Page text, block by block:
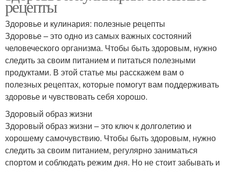
рецепты
Здоровье и кулинария: полезные рецепты
Здоровье – это одно из самых важных состояний
человеческого организма. Чтобы быть здоровым, нужно
следить за своим питанием и питаться полезными
продуктами. В этой статье мы расскажем вам о
полезных рецептах, которые помогут вам поддерживать
здоровье и чувствовать себя хорошо.
Здоровый образ жизни
Здоровый образ жизни – это ключ к долголетию и
хорошему самочувствию. Чтобы быть здоровым, нужно
следить за своим питанием, регулярно заниматься
спортом и соблюдать режим дня. Но не стоит забывать и